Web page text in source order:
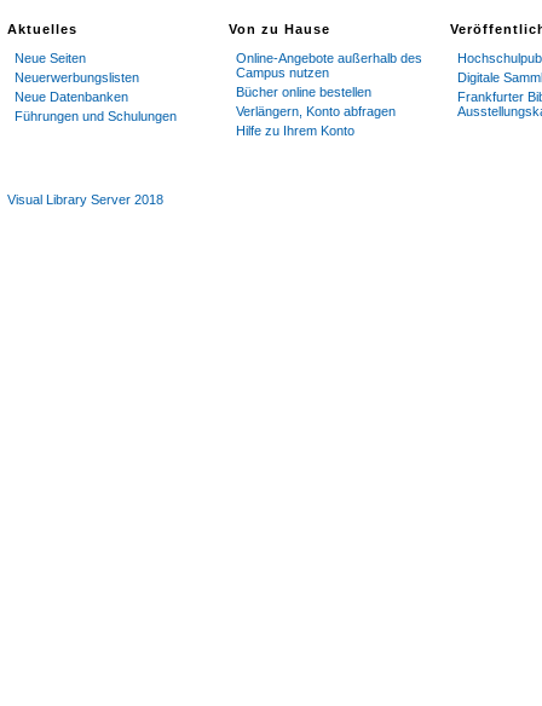
Aktuelles
Neue Seiten
Neuerwerbungslisten
Neue Datenbanken
Führungen und Schulungen
Von zu Hause
Online-Angebote außerhalb des
Campus nutzen
Bücher online bestellen
Verlängern, Konto abfragen
Hilfe zu Ihrem Konto
Digitale
Frankfurter
Visual Library Server 2018